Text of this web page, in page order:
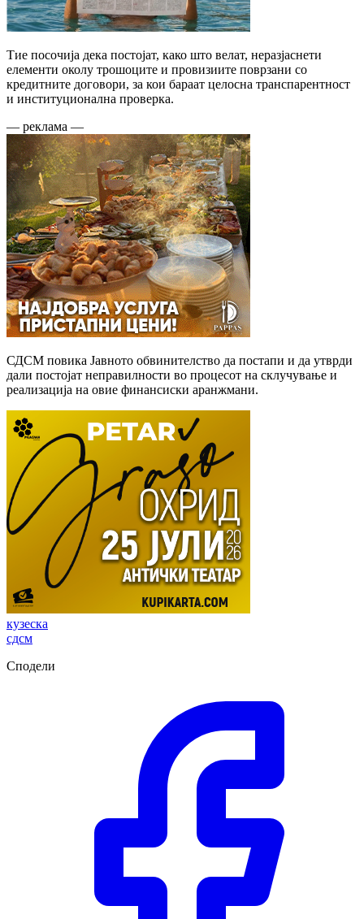
Тие посочија дека постојат, како што велат, неразјаснети
елементи околу трошоците и провизиите поврзани со
кредитните договори, за кои бараат целосна транспарентност
и институционална проверка.
— реклама —
СДСМ повика Јавното обвинителство да постапи и да утврди
дали постојат неправилности во процесот на склучување и
реализација на овие финансиски аранжмани.
кузеска
сдсм
Сподели